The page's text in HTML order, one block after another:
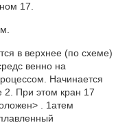
17.
в верхнее (по схеме)
венно на
Начинается
2. При этом кран 17
. 1атем